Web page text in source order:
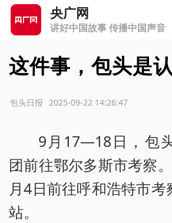
央广网
讲好中国故事 传播中国声音
这件事，包头是
2025-09-22 14:26:47
包头日报
9月17—18日，包
团前往鄂尔多斯市考察
月4日前往呼和浩特市考
站。